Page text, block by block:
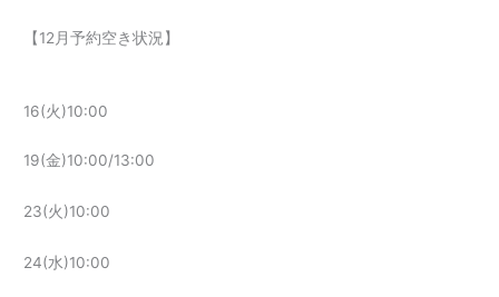
【12月予約空き状況】
16(火)10:00
19(金)10:00/13:00
23(火)10:00
24(水)10:00